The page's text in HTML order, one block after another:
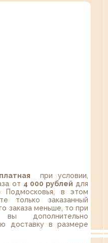
при условии,
от 4 000 рублей для
Подмосковья, в этом
только заказанный
заказа меньше, то при
дополнительно
доставку в размере